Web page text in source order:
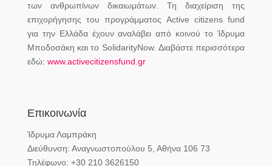
των ανθρωπίνων δικαιωμάτων. Τη διαχείριση της
επιχορήγησης του προγράμματος Active citizens fund
για την Ελλάδα έχουν αναλάβει από κοινού το Ίδρυμα
Μποδοσάκη και το SolidarityNow. Διαβάστε περισσότερα
εδώ: www.activecitizensfund.gr
Επικοινωνία
Ίδρυμα Λαμπράκη
Διεύθυνση: Αναγνωστοπούλου 5, Αθήνα 106 73
Τηλέφωνο: +30 210 3626150